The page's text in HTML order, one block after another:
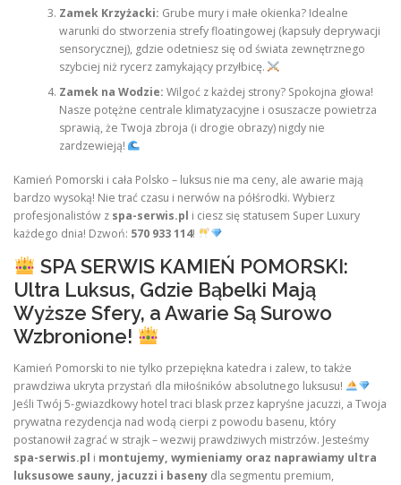
Zamek Krzyżacki: Grube mury i małe okienka? Idealne
warunki do stworzenia strefy floatingowej (kapsuły deprywacji
sensorycznej), gdzie odetniesz się od świata zewnętrznego
szybciej niż rycerz zamykający przyłbicę.
Zamek na Wodzie: Wilgoć z każdej strony? Spokojna głowa!
Nasze potężne centrale klimatyzacyjne i osuszacze powietrza
sprawią, że Twoja zbroja (i drogie obrazy) nigdy nie
zardzewieją!
Kamień Pomorski i cała Polsko – luksus nie ma ceny, ale awarie mają
bardzo wysoką! Nie trać czasu i nerwów na półśrodki. Wybierz
profesjonalistów z spa-serwis.pl i ciesz się statusem Super Luxury
każdego dnia! Dzwoń: 570 933 114!
SPA SERWIS KAMIEŃ POMORSKI:
Ultra Luksus, Gdzie Bąbelki Mają
Wyższe Sfery, a Awarie Są Surowo
Wzbronione!
Kamień Pomorski to nie tylko przepiękna katedra i zalew, to także
prawdziwa ukryta przystań dla miłośników absolutnego luksusu!
Jeśli Twój 5-gwiazdkowy hotel traci blask przez kapryśne jacuzzi, a Twoja
prywatna rezydencja nad wodą cierpi z powodu basenu, który
postanowił zagrać w strajk – wezwij prawdziwych mistrzów. Jesteśmy
spa-serwis.pl i montujemy, wymieniamy oraz naprawiamy ultra
luksusowe sauny, jacuzzi i baseny dla segmentu premium,